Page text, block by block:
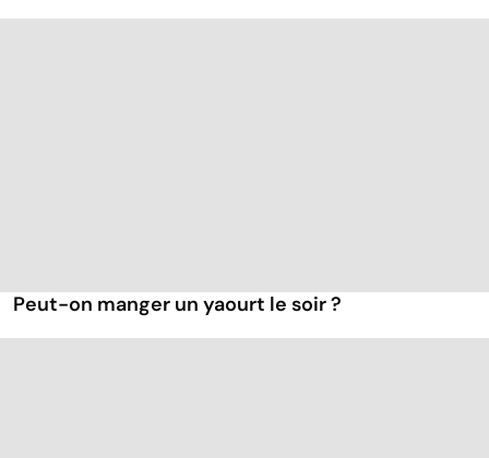
Peut-on manger un yaourt le soir ?